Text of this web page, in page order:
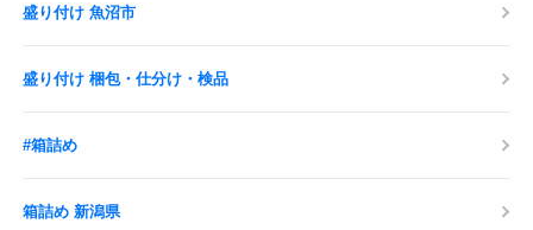
盛り付け 魚沼市
盛り付け 梱包・仕分け・検品
#箱詰め
箱詰め 新潟県